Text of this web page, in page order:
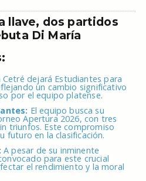
llave, dos partidos
Di María
Cetré dejará Estudiantes para
un cambio significativo
por el equipo platense.
El equipo busca su
Apertura 2026, con tres
triunfos. Este compromiso
futuro en la clasificación.
A pesar de su inminente
para este crucial
el rendimiento y la moral